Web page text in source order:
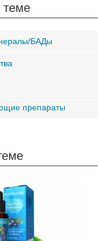
теме
БАДы
препараты